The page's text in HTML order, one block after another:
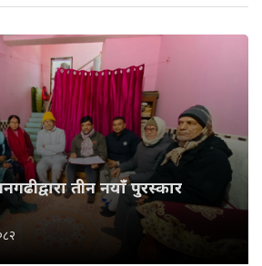
धनगढीद्वारा तीन नयाँ पुरस्कार